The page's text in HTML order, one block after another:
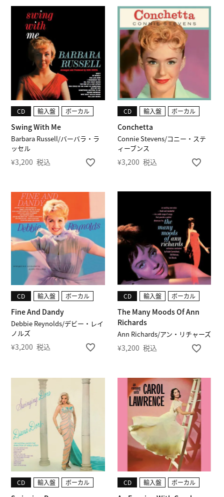
Barbara Russell/バーバラ・ラ
ッセル
Swing With Me
CD 輸入盤 ボーカル
¥3,200 税込
Connie Stevens/コニー・ステ
ィーブンス
Conchetta
CD 輸入盤 ボーカル
¥3,200 税込
Debbie Reynolds/デビー・レイ
ノルズ
Fine And Dandy
CD 輸入盤 ボーカル
¥3,200 税込
Ann Richards/アン・リチャーズ
The Many Moods Of Ann
Richards
CD 輸入盤 ボーカル
¥3,200 税込
CD 輸入盤 ボーカル CD 輸入盤 ボーカル